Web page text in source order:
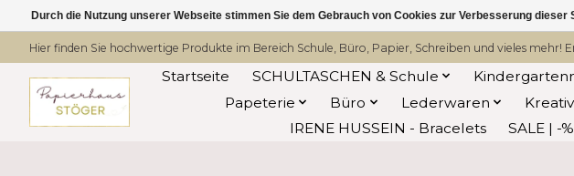
Hier finden Sie hochwertige Produkte im Bereich Schule, Büro, Papier, Schreiben und vieles mehr!
Startseite SCHULTASCHEN & Schule
Papeterie
Büro Lederwaren
IRENE HUSSEIN - Bracelets
SALE | -%
Durch die Nutzung unserer Webseite stimmen Sie dem Gebrauch von Cookies zur Verbesserung dieser